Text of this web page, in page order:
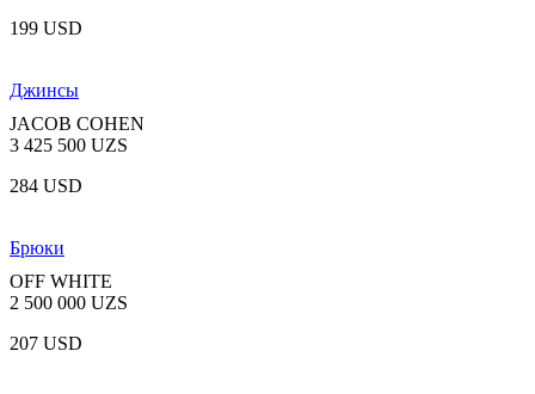
199 USD
Джинсы
JACOB COHEN
3 425 500 UZS
284 USD
Брюки
OFF WHITE
2 500 000 UZS
207 USD